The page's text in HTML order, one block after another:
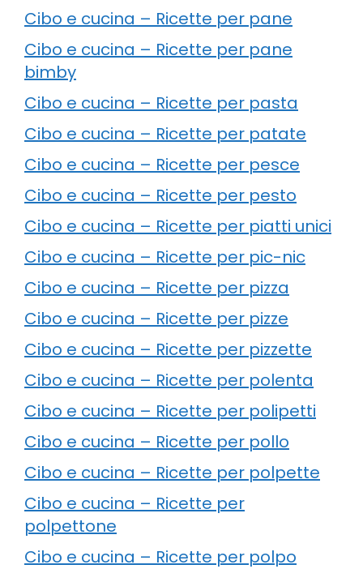
Cibo e cucina – Ricette per pane
Cibo e cucina – Ricette per pane
bimby
Cibo e cucina – Ricette per pasta
Cibo e cucina – Ricette per patate
Cibo e cucina – Ricette per pesce
Cibo e cucina – Ricette per pesto
Cibo e cucina – Ricette per piatti unici
Cibo e cucina – Ricette per pic-nic
Cibo e cucina – Ricette per pizza
Cibo e cucina – Ricette per pizze
Cibo e cucina – Ricette per pizzette
Cibo e cucina – Ricette per polenta
Cibo e cucina – Ricette per polipetti
Cibo e cucina – Ricette per pollo
Cibo e cucina – Ricette per polpette
Cibo e cucina – Ricette per
polpettone
Cibo e cucina – Ricette per polpo